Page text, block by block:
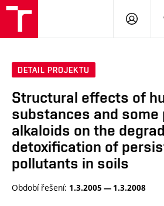
DETAIL PROJEKTU
Structural effects of
substances and some
alkaloids on the
detoxification of
pollutants in soils
Období řešení: 1.3.2005 — 1.3.2008